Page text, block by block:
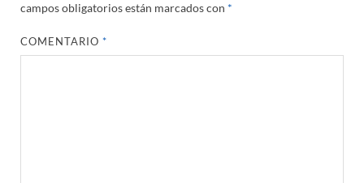
campos obligatorios están marcados con *
COMENTARIO*